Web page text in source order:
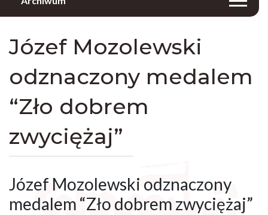
Józef Mozolewski
odznaczony medalem
“Zło dobrem
zwyciężaj”
Józef Mozolewski odznaczony
medalem “Zło dobrem zwyciężaj”